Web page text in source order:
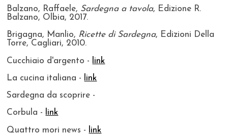
Balzano, Raffaele, Sardegna a tavola, Edizione R.
Balzano, Olbia, 2017.
Brigagna, Manlio, Ricette di Sardegna, Edizioni Della
Torre, Cagliari, 2010.
Cucchiaio d'argento - link
La cucina italiana - link
Sardegna da scoprire -
Corbula - link
Quattro mori news - link